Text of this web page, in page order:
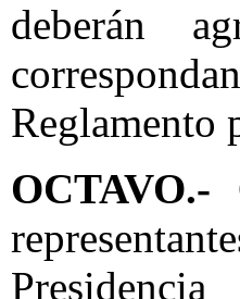
deberán
Reglamento
OCTAVO.-